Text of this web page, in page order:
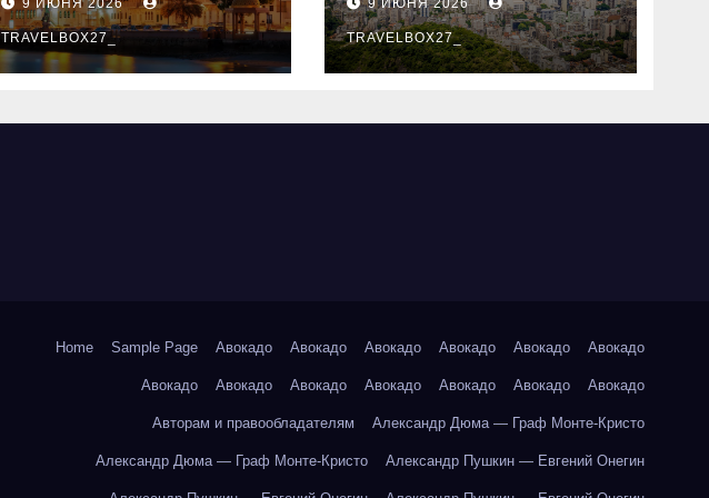
9 ИЮНЯ 2026
TRAVELBOX27_
знали
9 ИЮНЯ 2026
TRAVELBOX27_
Home Sample Page Авокадо Авокадо Авокадо Авокадо Авокадо Авокадо
Авокадо Авокадо Авокадо Авокадо Авокадо Авокадо Авокадо
Авторам и правообладателям Александр Дюма — Граф Монте-Кристо
Александр Дюма — Граф Монте-Кристо Александр Пушкин — Евгений Онегин